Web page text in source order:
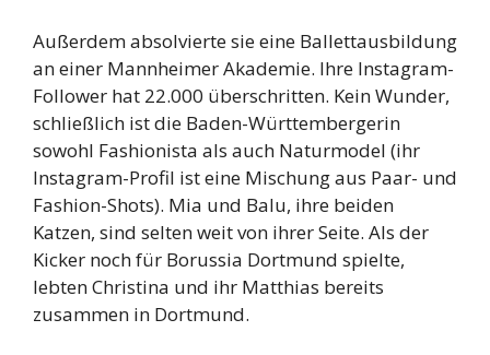
Außerdem absolvierte sie eine Ballettausbildung
an einer Mannheimer Akademie. Ihre Instagram-
Follower hat 22.000 überschritten. Kein Wunder,
schließlich ist die Baden-Württembergerin
sowohl Fashionista als auch Naturmodel (ihr
Instagram-Profil ist eine Mischung aus Paar- und
Fashion-Shots). Mia und Balu, ihre beiden
Katzen, sind selten weit von ihrer Seite. Als der
Kicker noch für Borussia Dortmund spielte,
lebten Christina und ihr Matthias bereits
zusammen in Dortmund.